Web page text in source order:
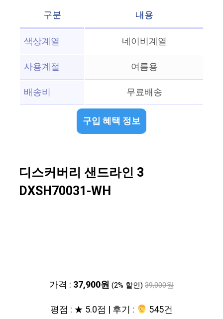
구분
내용
색상계열
네이비계열
사용계절
여름용
배송비
무료배송
구입 혜택 정보
디스커버리 샌드라인 3
DXSH70031-WH
가격 : 37,900원 (2% 할인) 39,000원
평점 : ★ 5.0점 | 후기 : ‍‍ 545건